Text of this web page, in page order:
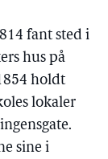
fant sted i
hus på
holdt
lokaler
sine i